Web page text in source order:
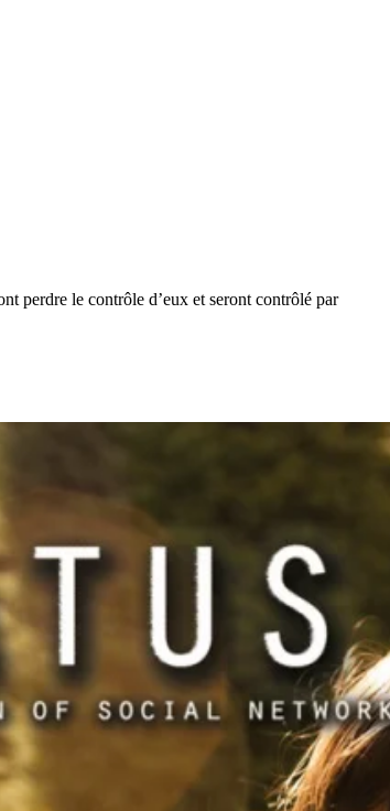
perdre le contrôle d’eux et seront contrôlé par